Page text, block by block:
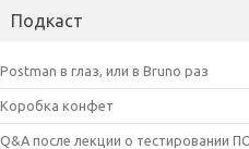
Подкаст
Postman в глаз, или в Bruno раз
Коробка конфет
Q&A после лекции о тестировании